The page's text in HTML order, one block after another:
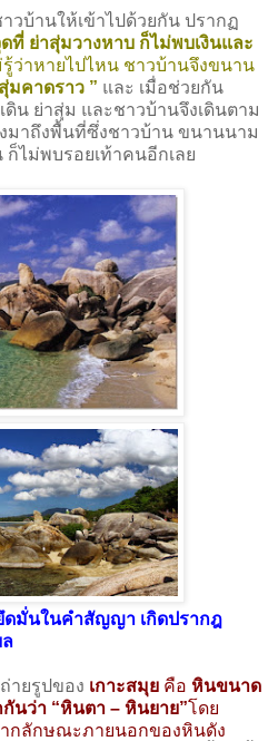
วบ้านให้เข้าไปด้วยกัน ปรากฏ
ที่ ย่าสุ่มวางหาบ ก็ไม่พบเงินและ
รู้ว่าหายไปไหน ชาวบ้านจึงขนาน
มคาดราว ” และ เมื่อช่วยกัน
น ย่าสุ่ม และชาวบ้านจึงเดินตาม
มาถึงพื้นที่ซึ่งชาวบ้าน ขนานนาม
ก็ไม่พบรอยเท้าคนอีกเลย
ดมั่นในคำสัญญา เกิดปรากฎ
ายรูปของ เกาะสมุย คือ หินขนาด
นว่า “หินตา – หินยาย”โดย
ากลักษณะภายนอกของหินดัง